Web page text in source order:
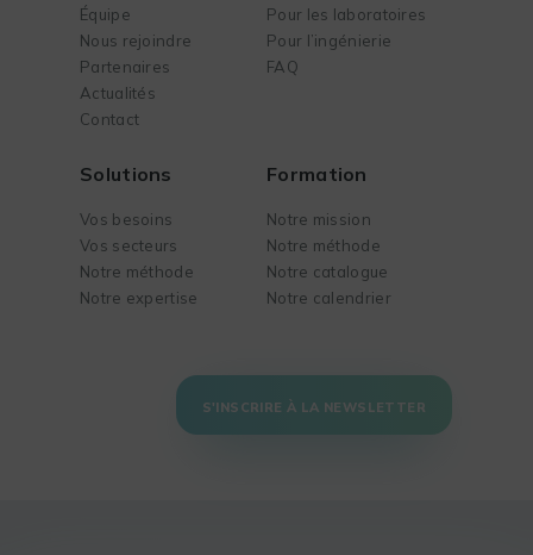
Équipe
Nous rejoindre
Partenaires
Actualités
Contact
Pour les laboratoires
Pour l’ingénierie
FAQ
Solutions
Vos besoins
Vos secteurs
Notre méthode
Notre expertise
Formation
Notre mission
Notre méthode
Notre catalogue
Notre calendrier
S'INSCRIRE À LA NEWSLETTER